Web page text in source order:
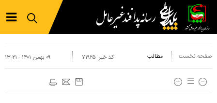
صفحه نخست مطالب ۰۹ بهمن ۱۴۰۱ - ۱۳:۲۱ کد خبر: ۷۱۹۲۵